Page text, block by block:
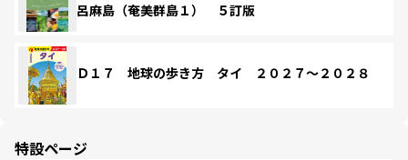
呂麻島（奄美群島１） ５訂版
Ｄ１７ 地球の歩き方 タイ ２０２７～２０２８
特設ページ